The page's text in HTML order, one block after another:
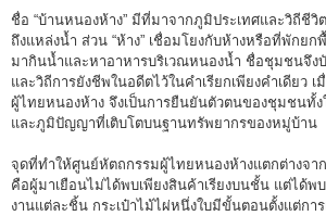
ชื่อ “บ้านหนองห้าง” มีที่มาจากภูมิประเทศและวิถีชีวิ
ถึงแหล่งน้ำ ส่วน “ห้าง” เชื่อมโยงกับห้างหรือที่พักย
มากินน้ำและหาอาหารบริเวณหนองน้ำ ชื่อชุมชนจึง
และวิถีการยังชีพในอดีตไว้ในคำเรียกเพียงคำเดียว
ผู้ไทยหนองห้าง จึงเป็นการยืนยันตัวตนของชุมชนทั้
และภูมิปัญญาที่เติบโตบนฐานทรัพยากรของหมู่บ้าน
จุดที่ทำให้ศูนย์หัตถกรรมผู้ไทยหนองห้างแตกต่างจา
คือผู้มาเยือนไม่ได้พบเพียงสินค้าเรียงบนชั้น แต่ได้พบ
งานแต่ละชิ้น กระเป๋าไม้ไผ่หนึ่งใบมีขั้นตอนตั้งแต่กา